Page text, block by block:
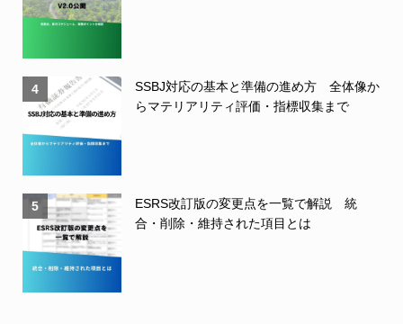
4
SSBJ対応の基本と準備の進め方 全体像か
らマテリアリティ評価・指標収集まで
5
ESRS改訂版の変更点を一覧で解説 統
合・削除・維持された項目とは